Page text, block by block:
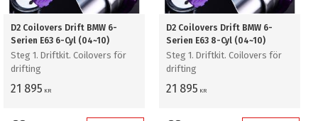
D2 Coilovers Drift BMW 6-
Serien E63 6-Cyl (04~10)
Steg 1. Driftkit. Coilovers för
drifting
21 895 KR
D2 Coilovers Drift BMW 6-
Serien E63 8-Cyl (04~10)
Steg 1. Driftkit. Coilovers för
drifting
21 895 KR